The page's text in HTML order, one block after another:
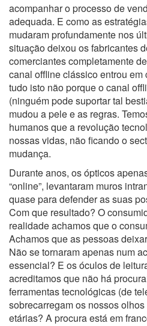
acompanhar o processo de
adequada. E como as
mudaram profundamente nos
situação deixou os fabricantes
comerciantes completamente
canal offline clássico entrou em
tudo isto não porque o canal
(ninguém pode suportar tal
mudou a pele e as regras.
humanos que a revolução
nossas vidas, não ficando o
mudança.
Durante anos, os ópticos
“online”, levantaram muros
quase para defender as suas
Com que resultado? O
realidade achamos que o
Achamos que as pessoas
Não se tornaram apenas num
essencial? E os óculos de
acreditamos que não há
ferramentas tecnológicas (de
sobrecarregam os nossos
etárias? A procura está em